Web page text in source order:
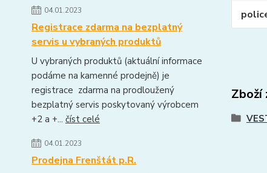
04.01.2023
Registrace zdarma na bezplatný
servis u vybraných produktů
U vybraných produktů (aktuální informace
podáme na kamenné prodejně) je
registrace zdarma na prodloužený
bezplatný servis poskytovaný výrobcem
+2 a +... číst celé
04.01.2023
Prodejna Frenštát p.R.
Zboží